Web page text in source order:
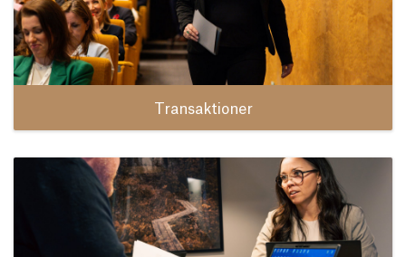
Transaktioner